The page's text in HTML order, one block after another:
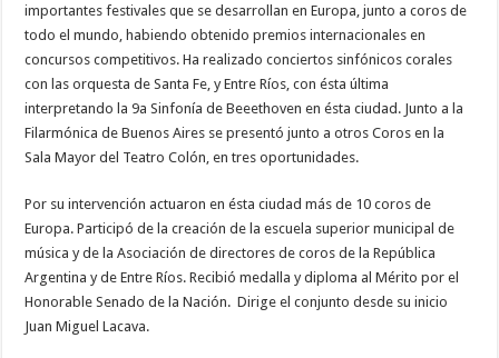
importantes festivales que se desarrollan en Europa, junto a coros de
todo el mundo, habiendo obtenido premios internacionales en
concursos competitivos. Ha realizado conciertos sinfónicos corales
con las orquesta de Santa Fe, y Entre Ríos, con ésta última
interpretando la 9a Sinfonía de Beeethoven en ésta ciudad. Junto a la
Filarmónica de Buenos Aires se presentó junto a otros Coros en la
Sala Mayor del Teatro Colón, en tres oportunidades.
Por su intervención actuaron en ésta ciudad más de 10 coros de
Europa. Participó de la creación de la escuela superior municipal de
música y de la Asociación de directores de coros de la República
Argentina y de Entre Ríos. Recibió medalla y diploma al Mérito por el
Honorable Senado de la Nación. Dirige el conjunto desde su inicio
Juan Miguel Lacava.